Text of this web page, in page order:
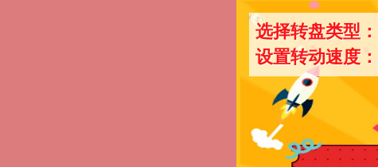
选择转盘类型：
设置转动速度：